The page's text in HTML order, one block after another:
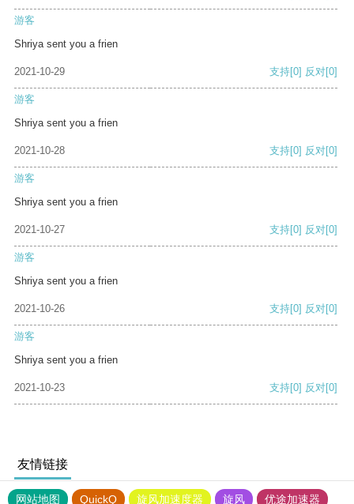
游客
Shriya sent you a frien
2021-10-29 支持[0] 反对[0]
游客
Shriya sent you a frien
2021-10-28 支持[0] 反对[0]
游客
Shriya sent you a frien
2021-10-27 支持[0] 反对[0]
游客
Shriya sent you a frien
2021-10-26 支持[0] 反对[0]
游客
Shriya sent you a frien
2021-10-23 支持[0] 反对[0]
友情链接
网站地图 QuickQ 旋风加速度器 旋风 优途加速器